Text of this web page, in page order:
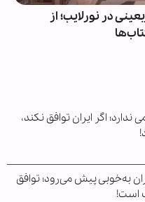
کتاب اربعینی در نورلایب؛ از
ندارد؛ اگر ایران توافق نکند،
به‌خوبی پیش می‌رود؛ توافق
است!